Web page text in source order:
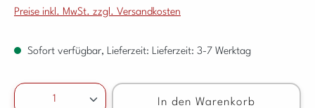
Preise inkl. MwSt. zzgl. Versandkosten
Sofort verfügbar, Lieferzeit: Lieferzeit: 3-7 Werktag
Produkt Anzahl: Gib den gewünschten Wert ein
In den Warenkorb